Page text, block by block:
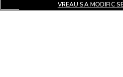
VREAU SA MODIFIC